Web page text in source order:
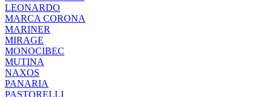
LEONARDO
MARCA CORONA
MARINER
MIRAGE
MONOCIBEC
MUTINA
NAXOS
PANARIA
PASTORELLI